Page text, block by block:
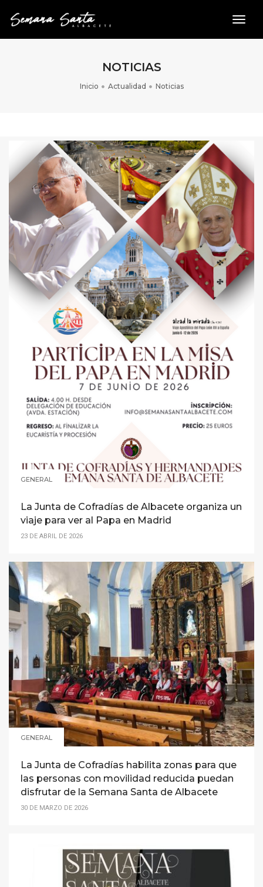
NOTICIAS
Inicio Actualidad Noticias
GENERAL
La Junta de Cofradías de Albacete organiza un
viaje para ver al Papa en Madrid
23 DE ABRIL DE 2026
GENERAL
La Junta de Cofradías habilita zonas para que
las personas con movilidad reducida puedan
disfrutar de la Semana Santa de Albacete
30 DE MARZO DE 2026